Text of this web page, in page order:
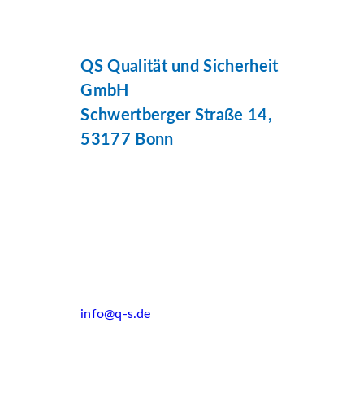
QS Qualität und Sicherheit
GmbH
Schwertberger Straße 14,
53177 Bonn
info@q-s.de